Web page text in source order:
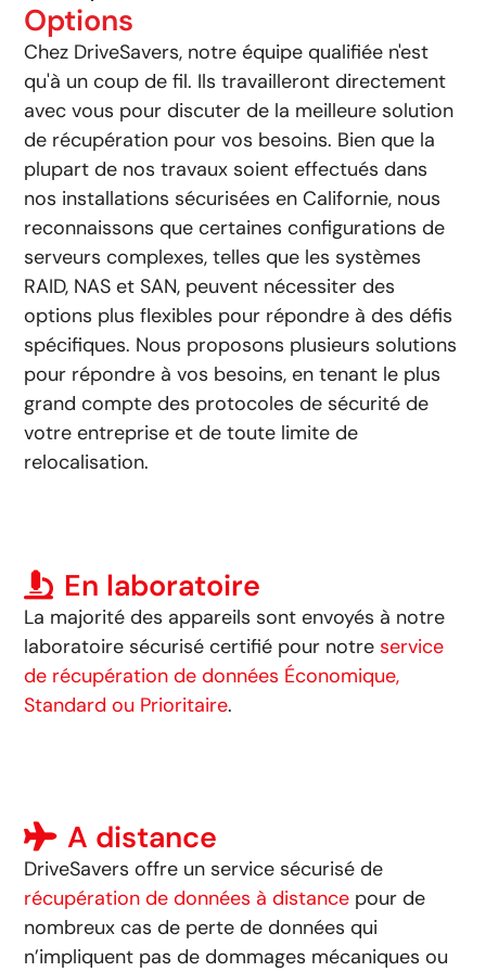
Options
Chez DriveSavers, notre équipe qualifiée n'est
qu'à un coup de fil. Ils travailleront directement
avec vous pour discuter de la meilleure solution
de récupération pour vos besoins. Bien que la
plupart de nos travaux soient effectués dans
nos installations sécurisées en Californie, nous
reconnaissons que certaines configurations de
serveurs complexes, telles que les systèmes
RAID, NAS et SAN, peuvent nécessiter des
options plus flexibles pour répondre à des défis
spécifiques. Nous proposons plusieurs solutions
pour répondre à vos besoins, en tenant le plus
grand compte des protocoles de sécurité de
votre entreprise et de toute limite de
relocalisation.
En laboratoire
La majorité des appareils sont envoyés à notre
laboratoire sécurisé certifié pour notreservice
de récupération de données Économique,
Standard ou Prioritaire.
A distance
DriveSavers offre un service sécurisé de
récupération de données à distance pour de
nombreux cas de perte de données qui
n’impliquent pas de dommages mécaniques ou